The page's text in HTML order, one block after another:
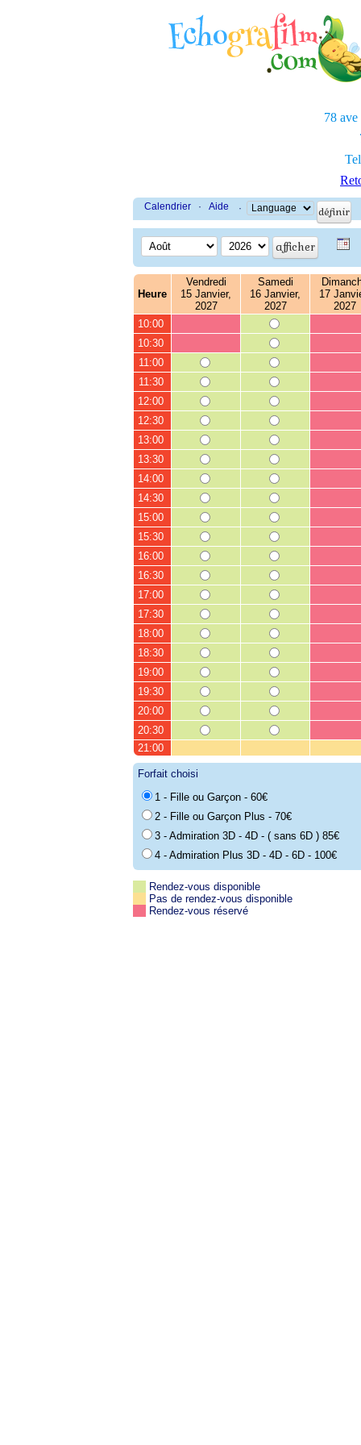
78 ave
Calendrier · Aide ·
Heure
Vendredi
15 Janvier,
2027
Samedi
16 Janvier,
2027
17
2027
10:00
10:30
11:00
11:30
12:00
12:30
13:00
13:30
14:00
14:30
15:00
15:30
16:00
16:30
17:00
17:30
18:00
18:30
19:00
19:30
20:00
20:30
21:00
Forfait choisi
1 - Fille ou Garçon - 60€
2 - Fille ou Garçon Plus - 70€
3 - Admiration 3D - 4D - ( sans 6D ) 85€
4 - Admiration Plus 3D - 4D - 6D - 100€
Rendez-vous disponible
Pas de rendez-vous disponible
Rendez-vous réservé